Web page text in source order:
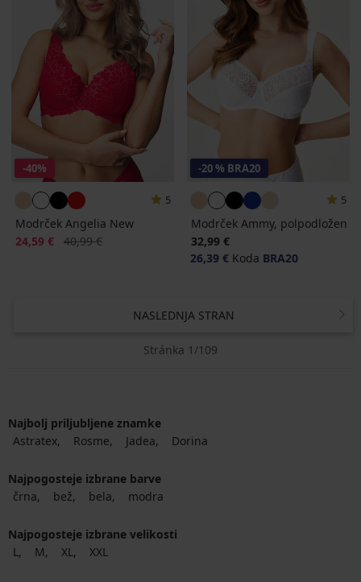
-40%
5
Modrček Angelia New
Popust
24,59 € Prvotna cena
40,99 €
-20 % BRA20
5
Modrček Ammy, polpodložen
32,99 €
26,39 € Koda BRA20
NASLEDNJA STRAN
Stránka 1/109
Najbolj priljubljene znamke
Astratex
Rosme Jadea Dorina
Najpogosteje izbrane barve
črna
bež bela modra
Najpogosteje izbrane velikosti
L
M XL XXL